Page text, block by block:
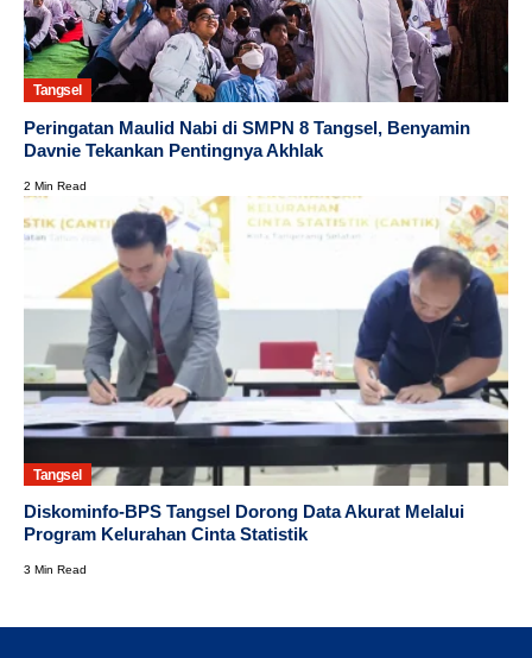
Tangsel
Peringatan Maulid Nabi di SMPN 8 Tangsel, Benyamin
Davnie Tekankan Pentingnya Akhlak
2 Min Read
Tangsel
Diskominfo-BPS Tangsel Dorong Data Akurat Melalui
Program Kelurahan Cinta Statistik
3 Min Read